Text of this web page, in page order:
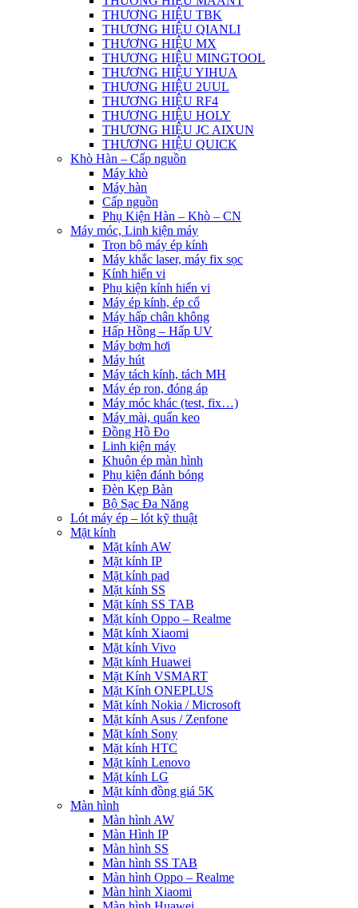
THƯƠNG HIỆU TBK
THƯƠNG HIỆU QIANLI
THƯƠNG HIỆU MX
THƯƠNG HIỆU MINGTOOL
THƯƠNG HIỆU YIHUA
THƯƠNG HIỆU 2UUL
THƯƠNG HIỆU RF4
THƯƠNG HIỆU HOLY
THƯƠNG HIỆU JC AIXUN
THƯƠNG HIỆU QUICK
Khò Hàn – Cấp nguồn
Máy khò
Máy hàn
Cấp nguồn
Phụ Kiện Hàn – Khò – CN
Máy móc, Linh kiện máy
Trọn bộ máy ép kính
Máy khắc laser, máy fix sọc
Kính hiển vi
Phụ kiện kính hiển vi
Máy ép kính, ép cổ
Máy hấp chân không
Hấp Hồng – Hấp UV
Máy bơm hơi
Máy hút
Máy tách kính, tách MH
Máy ép ron, đóng áp
Máy móc khác (test, fix…)
Máy mài, quấn keo
Đồng Hồ Đo
Linh kiện máy
Khuôn ép màn hình
Phụ kiện đánh bóng
Đèn Kẹp Bàn
Bộ Sạc Đa Năng
Lót máy ép – lót kỹ thuật
Mặt kính
Mặt kính AW
Mặt kính IP
Mặt kính pad
Mặt kính SS
Mặt kính SS TAB
Mặt kính Oppo – Realme
Mặt kính Xiaomi
Mặt kính Vivo
Mặt kính Huawei
Mặt Kính VSMART
Mặt Kính ONEPLUS
Mặt kính Nokia / Microsoft
Mặt kính Asus / Zenfone
Mặt kính Sony
Mặt kính HTC
Mặt kính Lenovo
Mặt kính LG
Mặt kính đồng giá 5K
Màn hình
Màn hình AW
Màn Hình IP
Màn hình SS
Màn hình SS TAB
Màn hình Oppo – Realme
Màn hình Xiaomi